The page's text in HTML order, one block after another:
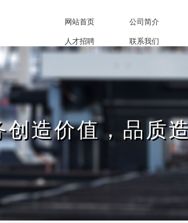
网站首页 公司简介
人才招聘 联系我们
创造价值，品质